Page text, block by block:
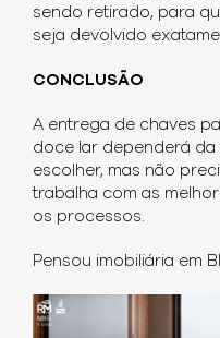
sendo retirado, para
seja devolvido
CONCLUSÃO
A entrega de chaves
doce lar dependerá
escolher, mas não
trabalha com as
os processos.
Pensou imobiliária em